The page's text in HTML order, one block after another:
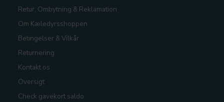
Retur, Ombytning & Reklamation
Om Kæledyrsshoppen
Betingelser & Vilkår
Returnering
Kontakt os
Oversigt
Check gavekort saldo